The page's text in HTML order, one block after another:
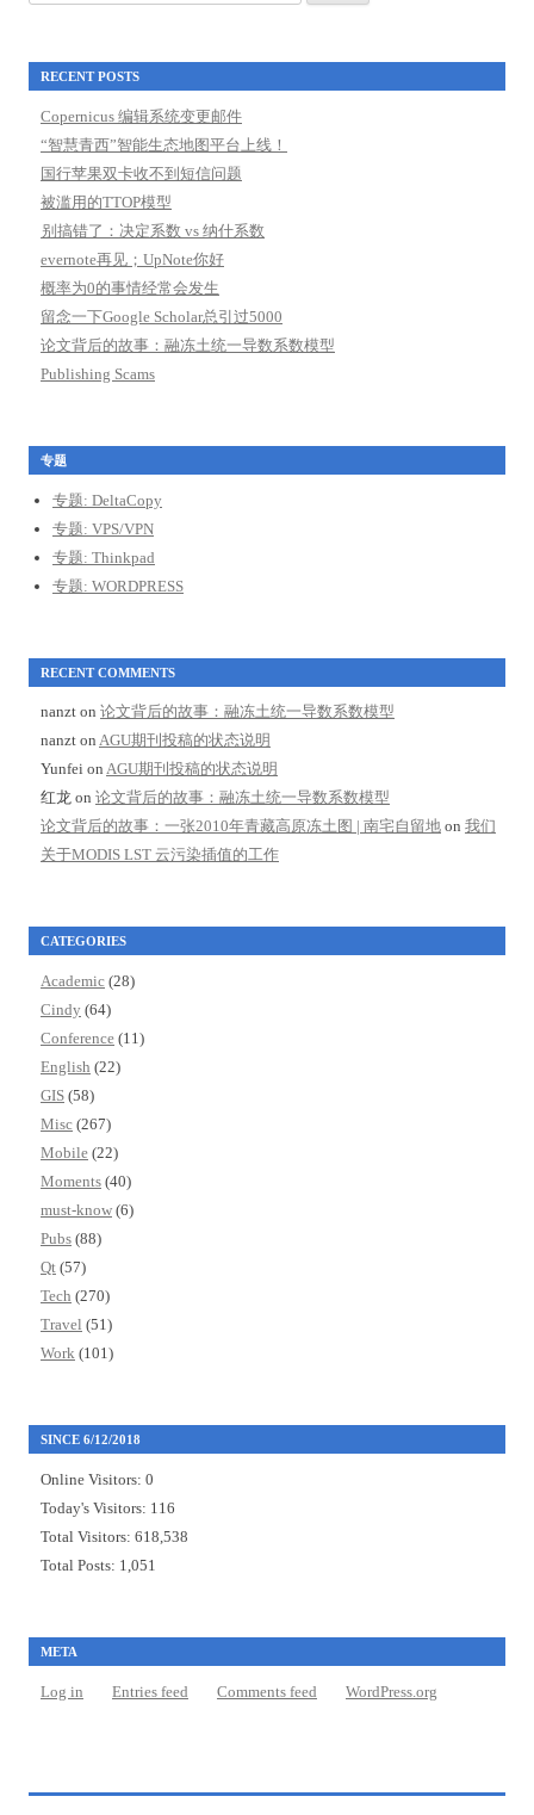
for:
RECENT POSTS
Copernicus 编辑系统变更邮件
“智慧青西”智能生态地图平台上线！
国行苹果双卡收不到短信问题
被滥用的TTOP模型
别搞错了：决定系数 vs 纳什系数
evernote再见；UpNote你好
概率为0的事情经常会发生
留念一下Google Scholar总引过5000
论文背后的故事：融冻土统一导数系数模型
Publishing Scams
专题
专题: DeltaCopy
专题: VPS/VPN
专题: Thinkpad
专题: WORDPRESS
RECENT COMMENTS
nanzt on 论文背后的故事：融冻土统一导数系数模型
nanzt on AGU期刊投稿的状态说明
Yunfei on AGU期刊投稿的状态说明
红龙 on 论文背后的故事：融冻土统一导数系数模型
论文背后的故事：一张2010年青藏高原冻土图 | 南宅自留地 on 我们
关于MODIS LST 云污染插值的工作
CATEGORIES
Academic (28)
Cindy (64)
Conference (11)
English (22)
GIS (58)
Misc (267)
Mobile (22)
Moments (40)
must-know (6)
Pubs (88)
Qt (57)
Tech (270)
Travel (51)
Work (101)
SINCE 6/12/2018
Online Visitors: 0
Today's Visitors: 116
Total Visitors: 618,538
Total Posts: 1,051
META
Log in Entries feed Comments feed WordPress.org